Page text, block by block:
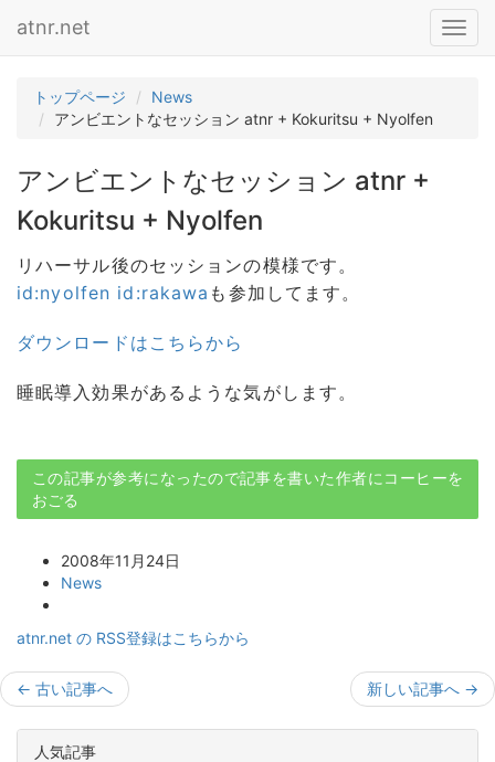
atnr.net
トップページ
News
アンビエントなセッション atnr + Kokuritsu + Nyolfen
アンビエントなセッション atnr +
Kokuritsu + Nyolfen
リハーサル後のセッションの模様です。
id:nyolfen id:rakawa も参加してます。
ダウンロードはこちらから
睡眠導入効果があるような気がします。
この記事が参考になったので記事を書いた作者にコーヒーを
おごる
2008年11月24日
News
atnr.net の RSS登録はこちらから
← 古い記事へ 新しい記事へ →
人気記事